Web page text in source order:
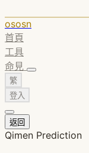
ososn
首頁
工具
命見
繁
登入
返回
Qimen Prediction